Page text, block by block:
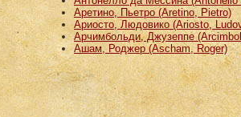
Аретино, Пьетро (Aretino, Pietro)
Ариосто, Людовико (Ariosto,
Арчимбольди, Джузеппе
Ашам, Роджер (Ascham, Roger)